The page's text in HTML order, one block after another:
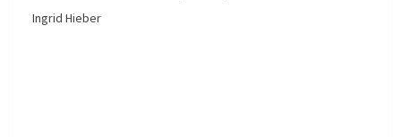
Ingrid Hieber